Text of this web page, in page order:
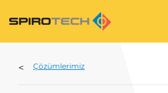
Çözümlerimiz